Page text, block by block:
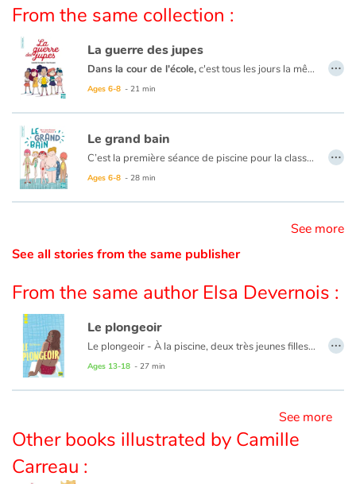
Social issues
Emotions and feelings
Formats and illustrations
Catalogue anglais
Help
Home
Family
Schools
Videos & Tutorials
From the same collection :
La guerre des jupes
Dans la cour de l'école,c'est tous les jours la même chose : Louise et ses amies sont victimes de Teddy et sa bande, dont le jeu préféré consiste à soulever les jupes des filles. Un jour, ces dernières décident d'unir leurs forces et créent un groupe d'action, le TPNJ (Touchez plus à nos jupes !). Ensemble, elles parviennent à faire réfléchir les garçons et à mettre fin à ce jeu sexiste.
Ages 6-8 - 21 min
…
Le grand bain
C’est la première séance de piscine pour la classe de CE1 de Maîtresse Susie. Alix et Paulin sont très impatients : pas étonnant, ils nagent déjà très bien. Pour Nino, c’est autre chose. Il a une trouille bleue de l’eau mais, par crainte des moqueries, s’est inscrit dans le groupe des dauphins… Mais Nino va vite s'apercevoir qu'il n'est pas le seul à avoir des complexes : Dorian se trouve trop gros dans son maillot, Violette a honte de ses verrues et Hassan a un troisième téton. Nino parviendra-t-il à avouer sa peur de l’eau à la classe ?
Ages 6-8 - 28 min
…
See more
See all stories from the same publisher
From the same author Elsa Devernois :
Le plongeoir
Le plongeoir - À la piscine, deux très jeunes filles sont entraînées malgré elles en haut du plongeoir par deux garçons. D’abord flattées puis inquiètes et tétanisées, elles n’arrivent pas à se défaire de leur emprise. Quand l’une est poussée à l’eau, l’autre parvient enfin à dire non.
Un saut dans la rivière - Deux garçons, de 12 et 17 ans, passent la journée au bord d’une rivière. L’aîné, soucieux de répondre aux injonctions viriles, jette le plus jeune dans la rivière pour lui apprendre à nager et faire de lui «un homme».
Ages 13-18 - 27 min
…
See more
Other books illustrated by Camille
Carreau :